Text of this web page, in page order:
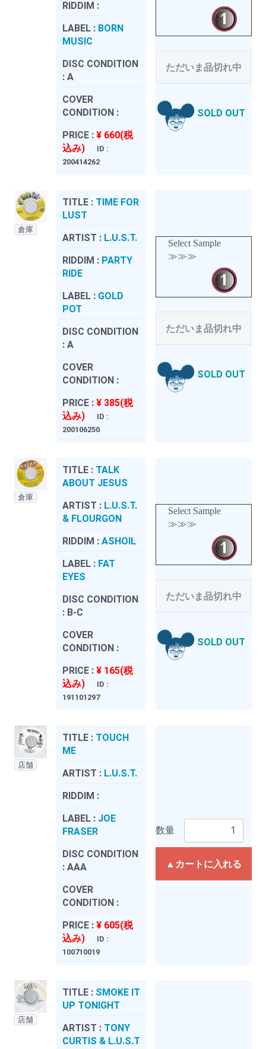
RIDDIM :
LABEL : BORN
MUSIC
DISC CONDITION
: A
COVER
CONDITION :
PRICE : ¥ 660(税
込み)
ID :
200414262
ただいま品切れ中
SOLD OUT
倉庫
TITLE : TIME FOR
LUST
ARTIST : L.U.S.T.
RIDDIM : PARTY
RIDE
LABEL : GOLD
POT
DISC CONDITION
: A
COVER
CONDITION :
PRICE : ¥ 385(税
込み)
ID :
200106250
Select Sample
≫≫≫
ただいま品切れ中
SOLD OUT
倉庫
TITLE : TALK
ABOUT JESUS
ARTIST : L.U.S.T.
& FLOURGON
RIDDIM : ASHOIL
LABEL : FAT
EYES
DISC CONDITION
: B-C
COVER
CONDITION :
PRICE : ¥ 165(税
込み)
ID :
191101297
Select Sample
≫≫≫
ただいま品切れ中
SOLD OUT
店舗
TITLE : TOUCH
ME
ARTIST : L.U.S.T.
RIDDIM :
LABEL : JOE
FRASER
DISC CONDITION
: AAA
COVER
CONDITION :
PRICE : ¥ 605(税
込み)
ID :
100710019
数量
▲カートに入れる
店舗
TITLE : SMOKE IT
UP TONIGHT
ARTIST : TONY
CURTIS & L.U.S.T